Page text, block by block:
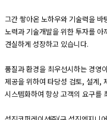
그간 쌓아온 노하우와 기술력을
노력과 기술개발을 위한 투자를
견실하게 성장하고 있습니다.
품질과 환경을 최우선시하는 경영
제공을 위하여 타당성 검토, 설계,
시스템화하여 항상 고객의 요구를